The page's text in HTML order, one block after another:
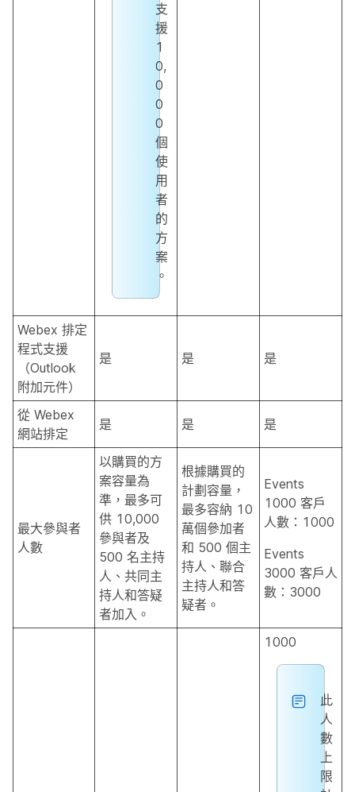
支
援
1
0,
0
0
0
個
使
用
者
的
方
案
。
Webex 排定
程式支援
（Outlook
附加元件）
是 是 是
從 Webex
網站排定
是 是 是
最大參與者
人數
以購買的方
案容量為
準，最多可
供 10,000
參與者及
500 名主持
人、共同主
持人和答疑
者加入。
根據購買的
計劃容量，
最多容納 10
萬個參加者
和 500 個主
持人、聯合
主持人和答
疑者。
Events
1000 客戶
人數：1000
Events
3000 客戶人
數：3000
1000
此
人
數
上
限